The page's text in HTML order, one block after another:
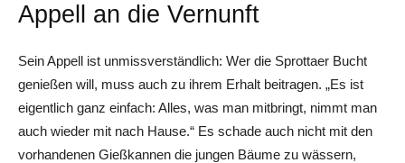
Appell an die Vernunft
Sein Appell ist unmissverständlich: Wer die Sprottaer Bucht
genießen will, muss auch zu ihrem Erhalt beitragen. „Es ist
eigentlich ganz einfach: Alles, was man mitbringt, nimmt man
auch wieder mit nach Hause.“ Es schade auch nicht mit den
vorhandenen Gießkannen die jungen Bäume zu wässern,